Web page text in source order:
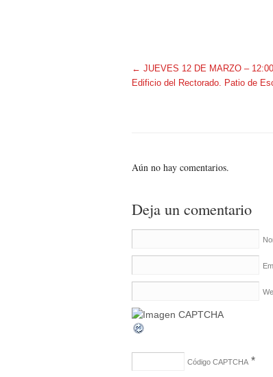
← JUEVES 12 DE MARZO –
Edificio del Rectorado. Patio de
Aún no hay comentarios.
Deja un comentario
Código CAPTCHA *